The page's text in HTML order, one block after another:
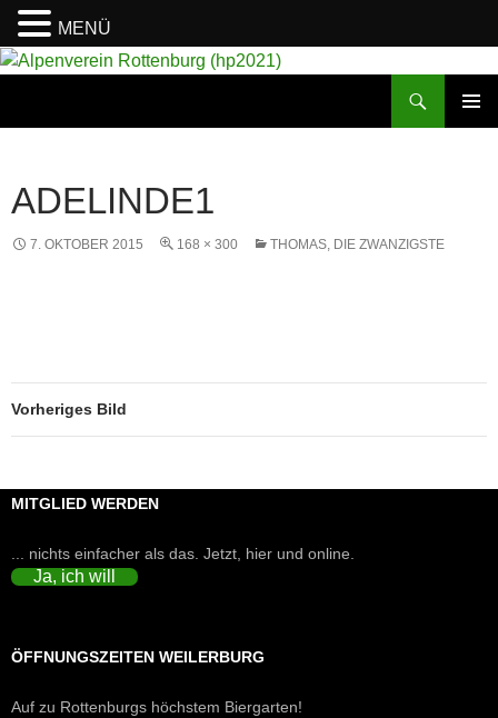
ADELINDE1
7. OKTOBER 2015 168 × 300 THOMAS, DIE ZWANZIGSTE
Vorheriges Bild
MITGLIED WERDEN
... nichts einfacher als das. Jetzt, hier und online.
Ja, ich will
ÖFFNUNGSZEITEN WEILERBURG
Auf zu Rottenburgs höchstem Biergarten!
MENÜ